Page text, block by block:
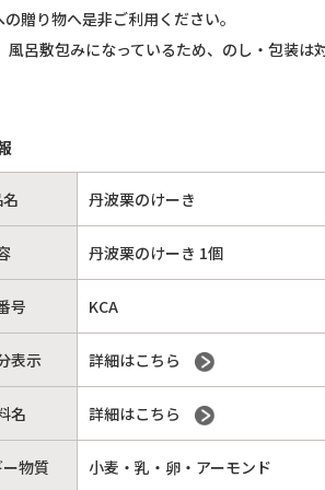
贈り物へ是非ご利用ください。
呂敷包みになっているため、のし・包装は
丹波栗のけーき
丹波栗のけーき 1個
号 KCA
表示 詳細はこちら
名 詳細はこちら
物質 小麦・乳・卵・アーモンド